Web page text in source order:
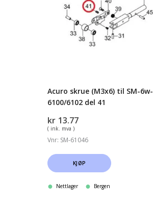
6100/6102
Acuro skrue (M3x6) til SM-6w-
6100/6102 del 41
kr 13.77
( ink. mva )
Vnr: SM-61046
KJØP
Nettlager Bergen